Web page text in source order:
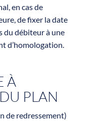
en cas de
de fixer la date
du débiteur à une
d’homologation.
À
PLAN
de redressement)